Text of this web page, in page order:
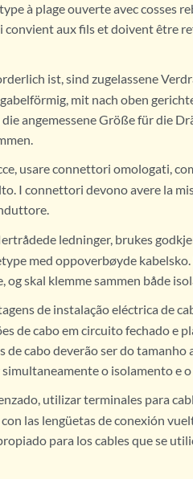
à plage ouverte avec cosses
aux fils et doivent être
ist, sind zugelassene
mit nach oben
angemessene Größe für die
usare connettori omologati,
I connettori devono avere la
ledninger, brukes
med oppoverbøyde
skal klemme sammen både
de instalação eléctrica de
de cabo em circuito fechado e
de cabo deverão ser do tamanho
o isolamento e
utilizar terminales para
las lengüetas de conexión
para los cables que se